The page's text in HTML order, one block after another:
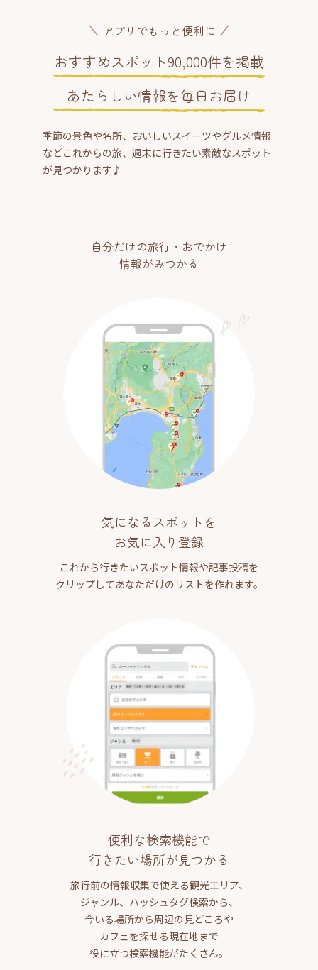
アプリでもっと便利に
おすすめスポット90,000件を掲載
あたらしい情報を毎日お届け
季節の景色や名所、おいしいスイーツやグルメ情報
などこれからの旅、週末に行きたい素敵なスポット
が見つかります♪
自分だけの旅行・おでかけ
情報がみつかる
気になるスポットを
お気に入り登録
これから行きたいスポット情報や記事投稿を
クリップしてあなただけのリストを作れます。
便利な検索機能で
行きたい場所が見つかる
旅行前の情報収集で使える観光エリア、
ジャンル、ハッシュタグ検索から、
今いる場所から周辺の見どころや
カフェを探せる現在地まで
役に立つ検索機能がたくさん。